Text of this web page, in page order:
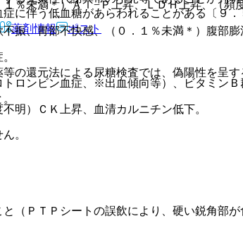
に伴う低血糖があらわれることがある〔９．
還元法による尿糖検査では、偽陽性を呈す
（ＰＴＰシートの誤飲により、硬い鋭角部
％未満＊）Ａｌ−Ｐ上昇、ＬＤＨ上昇、（頻
、胃部不快感、（０．１％未満＊）腹部膨
ンビン血症、※出血傾向等）、ビタミンＢ
明）ＣＫ上昇、血清カルニチン低下。
薬剤情報 ポスト
。